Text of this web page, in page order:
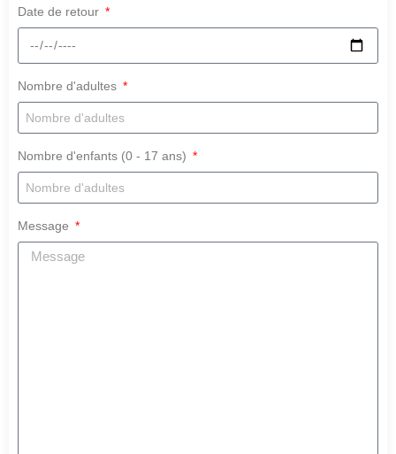
Date de retour
Nombre d'adultes
Nombre d'enfants (0 - 17 ans)
Message